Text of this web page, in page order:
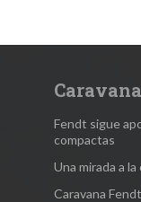
Fendt sigue
compactas
Una mirada a
Caravana